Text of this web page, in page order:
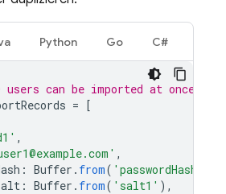
Python Go C#
can be imported at once.
= [
,
,
: Buffer . from( 'passwordHash1'
: Buffer . from( 'salt1' ),